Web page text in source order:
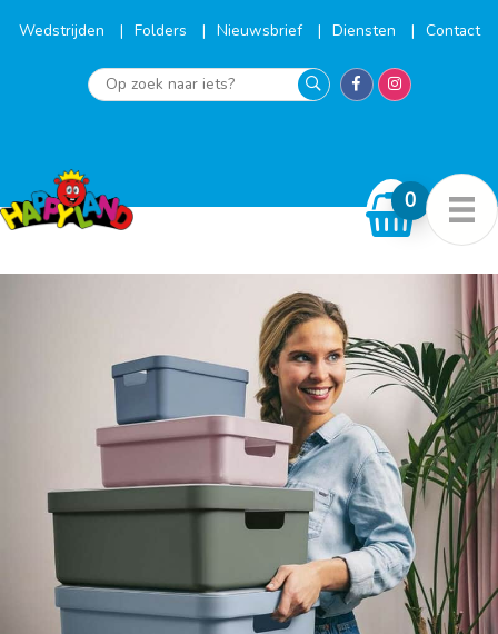
naarWedstrijden Folders Nieuwsbrief Diensten Contact
Op